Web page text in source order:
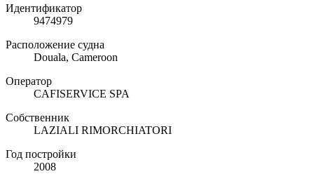
Идентификатор
9474979
Расположение судна
Douala, Cameroon
Оператор
CAFISERVICE SPA
Собственник
LAZIALI RIMORCHIATORI
Год постройки
2008